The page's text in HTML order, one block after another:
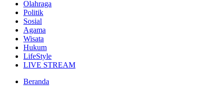
Olahraga
Politik
Sosial
Agama
Wisata
Hukum
LifeStyle
LIVE STREAM
Beranda